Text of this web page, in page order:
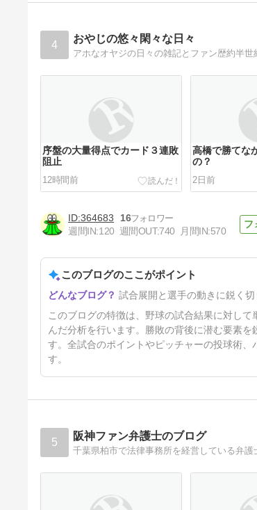
4 おやじの悠々閑々な日々
アホなオヤジの日々の雑記とファン歴約半世
序盤の大量得点でカード３連敗
阻止
12時間前
高橋で勝てな
の？
2日前
坂本の2本塁打で4連勝！
5日前
364683
16
週間IN:120 週間OUT:740 月間IN:570
このブログのここがポイント
試合展開と選手の動きに鋭く
このブログの特徴は、野球の試合結果に対し
んだ分析を行います。勝敗の背後に潜む要素
す。全試合のポイントやピッチャーの投球術
す。
5 阪神ファン弁護士のブログ
千葉県柏市で法律事務所を経営している弁